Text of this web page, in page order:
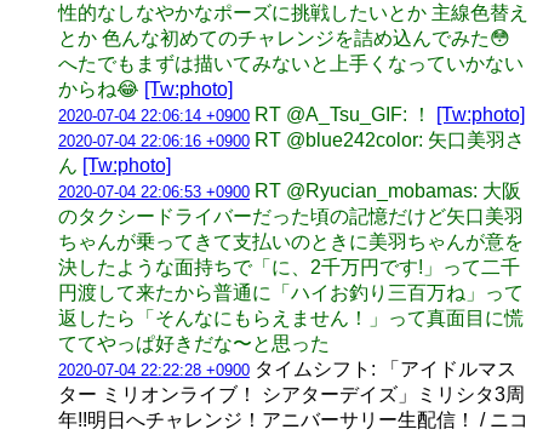
性的なしなやかなポーズに挑戦したいとか 主線色替え
とか 色んな初めてのチャレンジを詰め込んでみた😳
へたでもまずは描いてみないと上手くなっていかない
からね😂 [Tw:photo]
2020-07-04 22:06:14 +0900 RT @A_Tsu_GIF: ！ [Tw:photo]
2020-07-04 22:06:16 +0900 RT @blue242color: 矢口美羽さ
ん [Tw:photo]
2020-07-04 22:06:53 +0900 RT @Ryucian_mobamas: 大阪
のタクシードライバーだった頃の記憶だけど矢口美羽
ちゃんが乗ってきて支払いのときに美羽ちゃんが意を
決したような面持ちで「に、2千万円です!」って二千
円渡して来たから普通に「ハイお釣り三百万ね」って
返したら「そんなにもらえません！」って真面目に慌
ててやっぱ好きだな〜と思った
2020-07-04 22:22:28 +0900 タイムシフト: 「アイドルマス
ター ミリオンライブ！ シアターデイズ」ミリシタ3周
年!!明日へチャレンジ！アニバーサリー生配信！ / ニコ